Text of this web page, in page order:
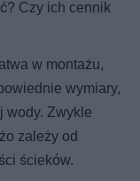
Czy ich cennik
w montażu,
wymiary,
wody. Zwykle
zależy od
ścieków.